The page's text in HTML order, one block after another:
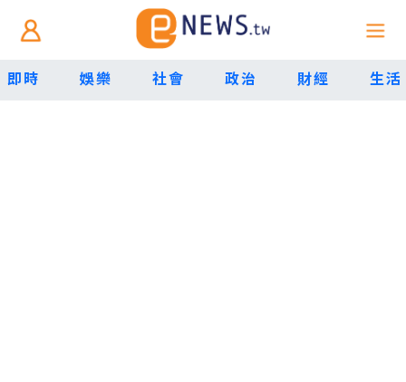
即時 娛樂 社會 政治 財經 生活